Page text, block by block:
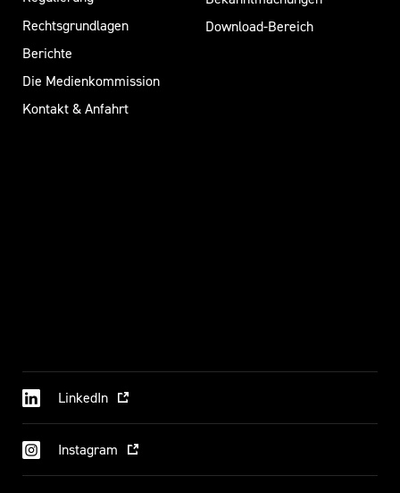
Rechtsgrundlagen
Berichte
Die Medienkommission
Kontakt & Anfahrt
Download-Bereich
LinkedIn
Instagram